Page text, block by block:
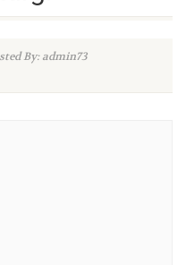
By: admin73